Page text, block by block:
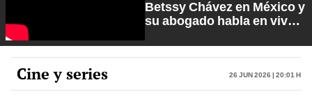
Betssy Chávez en México y
su abogado habla en vivo |
Carlos Cornejo
Cine y series 26 Jun 2026 | 20:01 h